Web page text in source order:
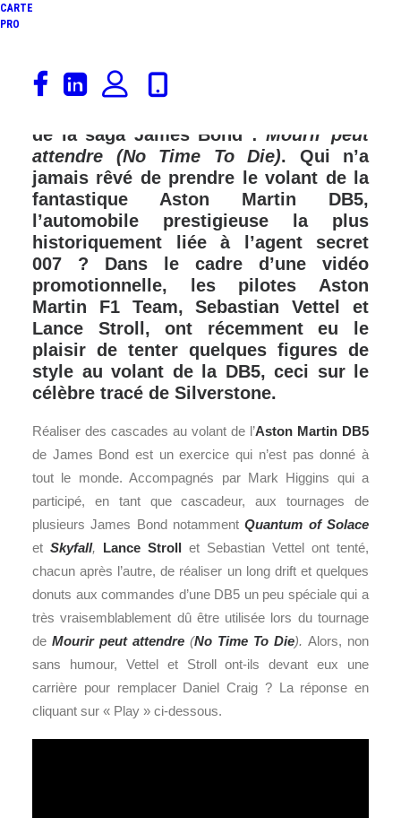
CARTE
PRO
Plus que quelques jours d’attente
avant la sortie, dans nos salles
de la saga James Bond :Mourir peut
attendre (No Time To Die). Qui n’a
jamais rêvé de prendre le volant de la
fantastique Aston Martin DB5,
l’automobile prestigieuse la plus
historiquement liée à l’agent secret
007 ? Dans le cadre d’une vidéo
promotionnelle, les pilotes Aston
Martin F1 Team, Sebastian Vettel et
Lance Stroll, ont récemment eu le
plaisir de tenter quelques figures de
style au volant de la DB5, ceci sur le
célèbre tracé de Silverstone.
Réaliser des cascades au volant de l’Aston Martin DB5
de James Bond est un exercice qui n’est pas donné à
tout le monde. Accompagnés par Mark Higgins qui a
participé, en tant que cascadeur, aux tournages de
plusieurs James Bond notammentQuantum of Solace
et Skyfall, Lance Stroll et Sebastian Vettel ont tenté,
chacun après l’autre, de réaliser un long drift et quelques
donuts aux commandes d’une DB5 un peu spéciale qui a
très vraisemblablement dû être utilisée lors du tournage
de Mourir peut attendre (No Time To Die). Alors, non
sans humour, Vettel et Stroll ont-ils devant eux une
carrière pour remplacer Daniel Craig ? La réponse en
cliquant sur « Play » ci-dessous.